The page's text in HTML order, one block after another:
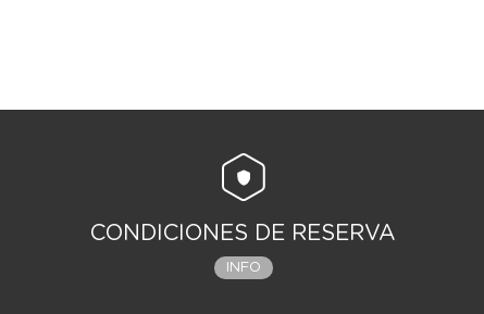
CONDICIONES DE RESERVA
INFO